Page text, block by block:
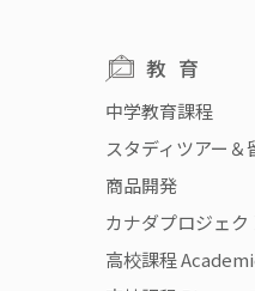
教育
中学教育課程
スタディツアー＆
商品開発
カナダプロジェク
高校課程